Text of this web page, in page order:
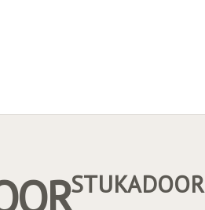
STUKADOOR